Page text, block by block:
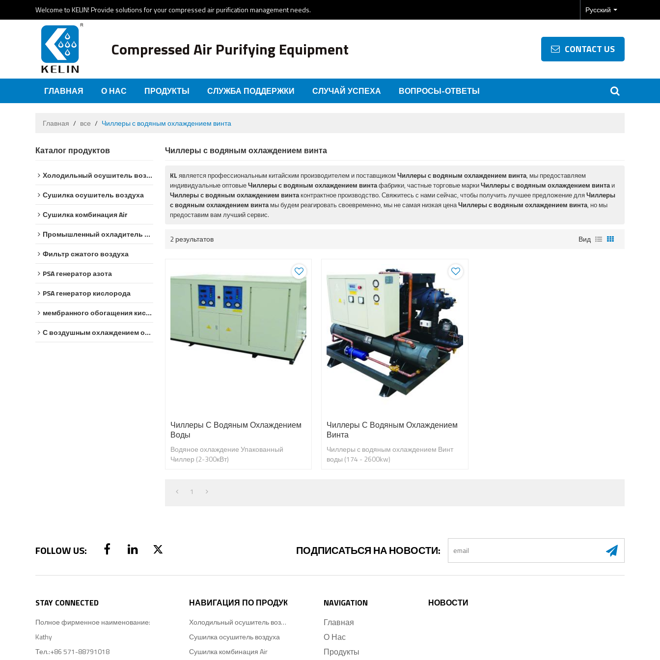
Welcome to KELIN! Provide solutions for your compressed air purification management needs. Русский
Compressed Air Purifying Equipment CONTACT US
ГЛАВНАЯ О НАС ПРОДУКТЫ СЛУЖБА ПОДДЕРЖКИ СЛУЧАЙ УСПЕХА ВОПРОСЫ-ОТВЕТЫ
Главная / все / Чиллеры с водяным охлаждением винта
Каталог продуктов
Холодильный осушитель воздуха
Сушилка осушитель воздуха
Сушилка комбинация Air
Промышленный охладитель воды
Фильтр сжатого воздуха
PSA генератор азота
PSA генератор кислорода
мембранного обогащения кислородом
С воздушным охлаждением охладитель
Чиллеры с водяным охлаждением винта
KL является профессиональным китайским производителем и поставщиком Чиллеры с водяным охлаждением винта, мы предоставляем
индивидуальные оптовыеЧиллеры с водяным охлаждением винтафабрики, частные торговые маркиЧиллеры с водяным охлаждением винтаи
Чиллеры с водяным охлаждением винтаконтрактное производство. Свяжитесь с нами сейчас, чтобы получить лучшее предложение дляЧиллеры
с водяным охлаждением винтамы будем реагировать своевременно, мы не самая низкая ценаЧиллеры с водяным охлаждением винта, но мы
предоставим вам лучший сервис.
2 результатов Вид
Чиллеры С Водяным Охлаждением
Воды
Водяное охлаждение Упакованный
Чиллер (2-300кВт)
Чиллеры С Водяным Охлаждением
Винта
Чиллеры с водяным охлаждением Винт
воды (174 - 2600kw)
1
ПОДПИСАТЬСЯ НА НОВОСТИ:
STAY CONNECTED
Полное фирменное наименование:
Kathy
Тел.:+86 571-88791018
НАВИГАЦИЯ ПО ПРОДУКТУ
Холодильный осушитель воздуха
Сушилка осушитель воздуха
Сушилка комбинация Air
NAVIGATION
Главная
О Нас
Продукты
НОВОСТИ